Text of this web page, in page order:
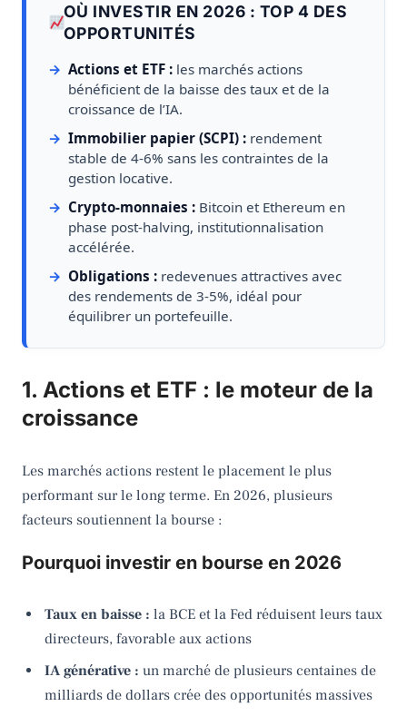
OÙ INVESTIR EN 2026 : TOP 4 DES
OPPORTUNITÉS
Actions et ETF : les marchés actions
bénéficient de la baisse des taux et de la
croissance de l’IA.
Immobilier papier (SCPI) : rendement
stable de 4-6% sans les contraintes de la
gestion locative.
Crypto-monnaies : Bitcoin et Ethereum en
phase post-halving, institutionnalisation
accélérée.
Obligations : redevenues attractives avec
des rendements de 3-5%, idéal pour
équilibrer un portefeuille.
1. Actions et ETF : le moteur de la
croissance
Les marchés actions restent le placement le plus
performant sur le long terme. En 2026, plusieurs
facteurs soutiennent la bourse :
Pourquoi investir en bourse en 2026
Taux en baisse : la BCE et la Fed réduisent leurs taux
directeurs, favorable aux actions
IA générative : un marché de plusieurs centaines de
milliards de dollars crée des opportunités massives